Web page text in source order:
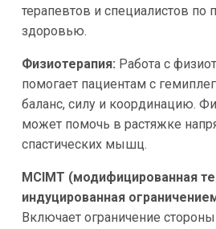
терапевтов и специалистов по
здоровью.
Физиотерапия: Работа с
помогает пациентам с
баланс, силу и координацию.
может помочь в растяжке
спастических мышц.
MCIMT (модифицированная
индуцированная
Включает ограничение